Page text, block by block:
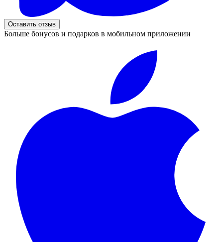
Оставить отзыв
Больше бонусов и подарков в мобильном приложении